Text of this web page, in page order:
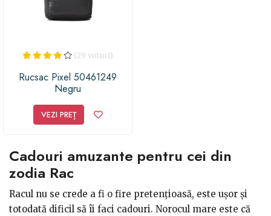
(29 voturi)
Rucsac Pixel 50461249
Negru
VEZI PREȚ
Cadouri amuzante pentru cei din
zodia Rac
Racul nu se crede a fi o fire pretențioasă, este ușor și
totodată dificil să îi faci cadouri. Norocul mare este că